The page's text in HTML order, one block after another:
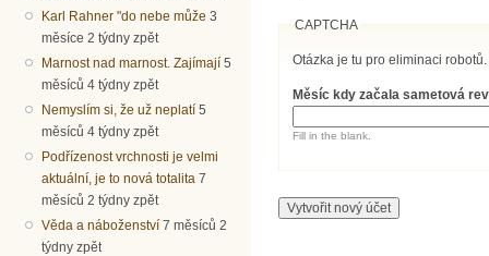
Karl Rahner "do nebe může 3
měsíce 2 týdny zpět
Marnost nad marnost. Zajímají 5
měsíců 4 týdny zpět
Nemyslím si, že už neplatí 5
měsíců 4 týdny zpět
Podřízenost vrchnosti je velmi
aktuální, je to nová totalita 7
měsíců 2 týdny zpět
Věda a náboženství 7 měsíců 2
týdny zpět
CAPTCHA
Otázka je tu pro eliminaci robotů.
Měsíc kdy začala sametová
Fill in the blank.